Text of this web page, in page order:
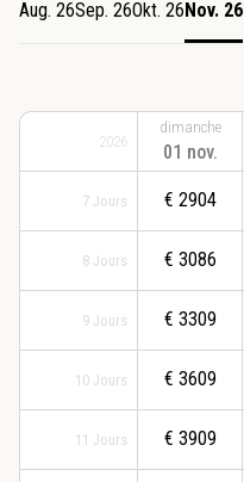
Aug. 26Sep. 26Okt. 26 Nov. 26
2026
7 Jours
8 Jours
9 Jours
10 Jours
11 Jours
dimanche
01 nov.
€ 2904
€ 3086
€ 3309
€ 3609
€ 3909